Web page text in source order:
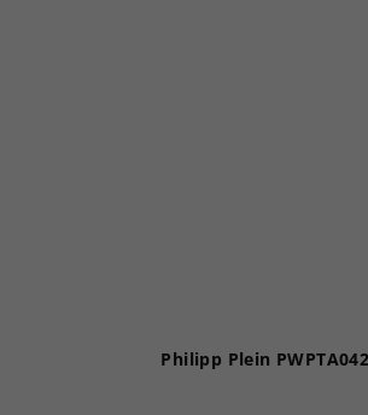
Philipp Plein